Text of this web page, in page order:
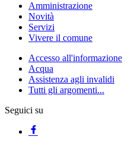
Amministrazione
Novità
Servizi
Vivere il comune
Accesso all'informazione
Acqua
Assistenza agli invalidi
Tutti gli argomenti...
Seguici su